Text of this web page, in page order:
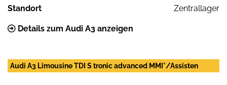
Standort Zentrallager
Details zum Audi A3 anzeigen
Audi A3 Limousine TDI S tronic advanced MMI*/Assisten